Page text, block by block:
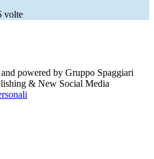
volte
powered by Gruppo Spaggiari
& New Social Media